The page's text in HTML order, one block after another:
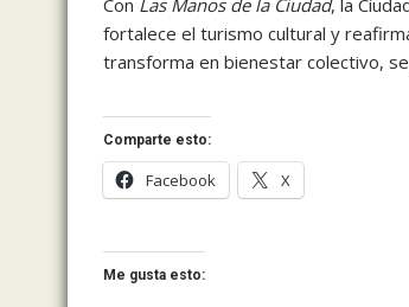
Con Las Manos de la Ciudad, la
fortalece el turismo cultural y
transforma en bienestar colectivo,
Comparte esto:
Facebook X
Me gusta esto: